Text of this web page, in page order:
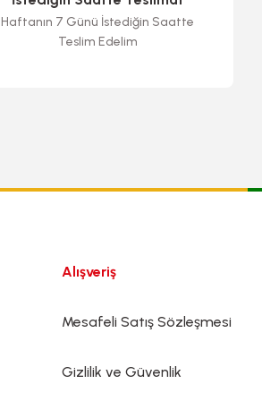
Haftanın 7 Günü İstediğin Saatte
Teslim Edelim
Alışveriş
Mesafeli Satış Sözleşmesi
Gizlilik ve Güvenlik